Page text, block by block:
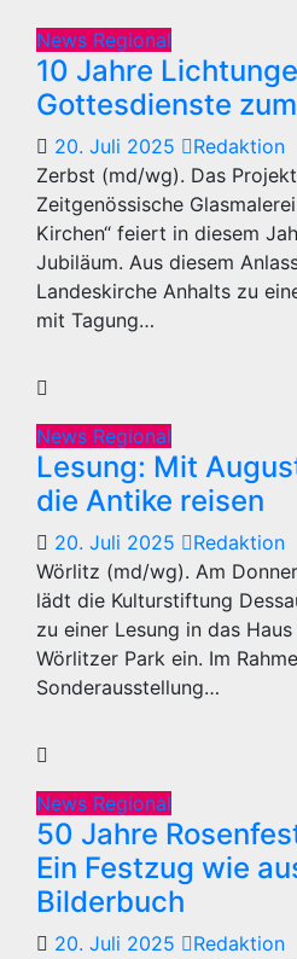
News Regional
10 Jahre
Gottesdienste
20. Juli 2025
Redaktion
Zerbst (md/wg). Das
Zeitgenössische
Kirchen“ feiert in diesem
Jubiläum. Aus diesem
Landeskirche Anhalts zu
mit Tagung…
News Regional
Lesung: Mit
die Antike reisen
20. Juli 2025
Redaktion
Wörlitz (md/wg). Am
lädt die Kulturstiftung
zu einer Lesung in das
Wörlitzer Park ein. Im
Sonderausstellung…
News Regional
50 Jahre
Ein Festzug wie
Bilderbuch
20. Juli 2025
Redaktion